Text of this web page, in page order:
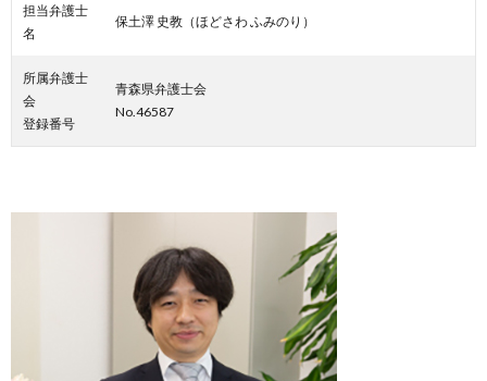
担当弁護士
名
保土澤 史教（ほどさわ ふみのり）
所属弁護士
会
登録番号
青森県弁護士会
No.46587